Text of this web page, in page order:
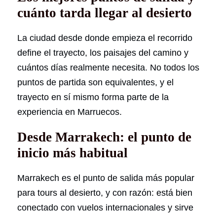
cuánto tarda llegar al desierto
La ciudad desde donde empieza el recorrido
define el trayecto, los paisajes del camino y
cuántos días realmente necesita. No todos los
puntos de partida son equivalentes, y el
trayecto en sí mismo forma parte de la
experiencia en Marruecos.
Desde Marrakech: el punto de
inicio más habitual
Marrakech es el punto de salida más popular
para tours al desierto, y con razón: está bien
conectado con vuelos internacionales y sirve